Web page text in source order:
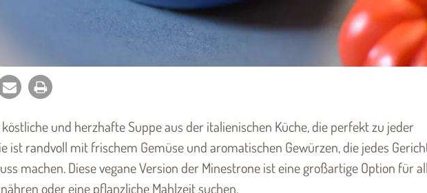
und herzhafte Suppe aus der italienischen Küche, die perfekt zu jeder
ist randvoll mit frischem Gemüse und aromatischen Gewürzen, die jedes
machen. Diese vegane Version der Minestrone ist eine großartige Option für
oder eine pflanzliche Mahlzeit suchen.